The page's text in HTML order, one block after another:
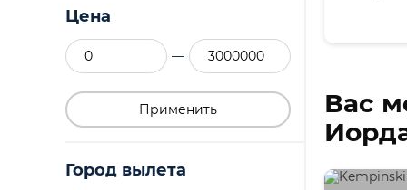
Цена
—
Применить
Город вылета
Вас